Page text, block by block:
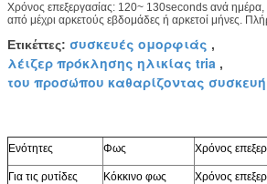
Χρόνος επεξεργασίας: 120~ 130seconds ανά ημέρα,
από μέχρι αρκετούς εβδομάδες ή αρκετοί μήνες.
Ετικέττες: συσκευές ομορφιάς ,
λέιζερ πρόκλησης ηλικίας tria ,
του προσώπου καθαρίζοντας συσκευή
Ενότητες Φως Χρόνος
Για τις ρυτίδες Κόκκινο φως
Χρόνος